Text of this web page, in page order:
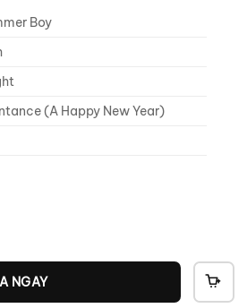
Boy
(A Happy New Year)
NGAY